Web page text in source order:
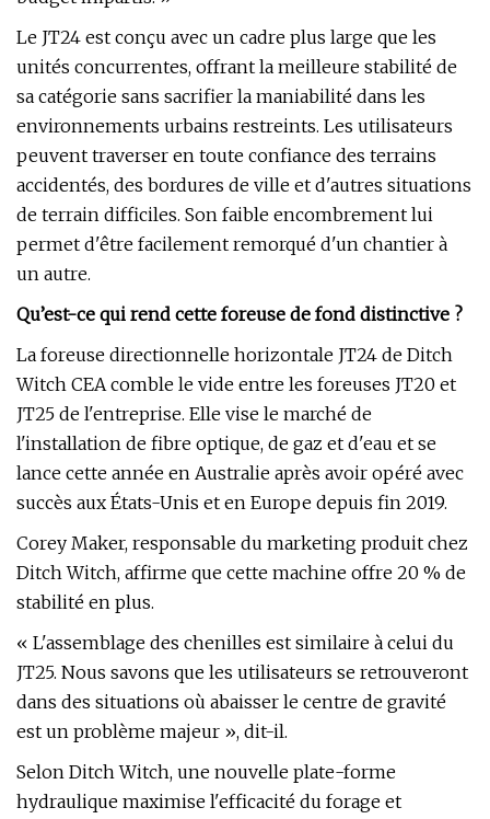
Le JT24 est conçu avec un cadre plus large que les
unités concurrentes, offrant la meilleure stabilité de
sa catégorie sans sacrifier la maniabilité dans les
environnements urbains restreints. Les utilisateurs
peuvent traverser en toute confiance des terrains
accidentés, des bordures de ville et d'autres situations
de terrain difficiles. Son faible encombrement lui
permet d'être facilement remorqué d'un chantier à
un autre.
Qu’est-ce qui rend cette foreuse de fond distinctive ?
La foreuse directionnelle horizontale JT24 de Ditch
Witch CEA comble le vide entre les foreuses JT20 et
JT25 de l'entreprise. Elle vise le marché de
l'installation de fibre optique, de gaz et d'eau et se
lance cette année en Australie après avoir opéré avec
succès aux États-Unis et en Europe depuis fin 2019.
Corey Maker, responsable du marketing produit chez
Ditch Witch, affirme que cette machine offre 20 % de
stabilité en plus.
« L'assemblage des chenilles est similaire à celui du
JT25. Nous savons que les utilisateurs se retrouveront
dans des situations où abaisser le centre de gravité
est un problème majeur », dit-il.
Selon Ditch Witch, une nouvelle plate-forme
hydraulique maximise l'efficacité du forage et